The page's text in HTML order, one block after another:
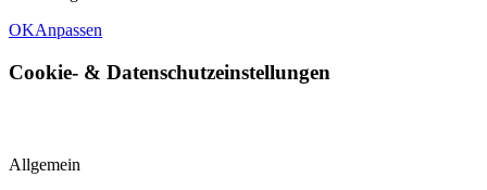
OKAnpassen
Cookie- & Datenschutzeinstellungen
Allgemein